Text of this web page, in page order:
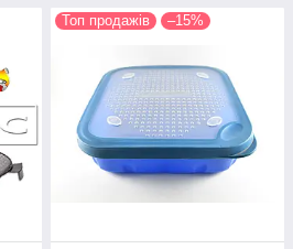
Топ продажів –15%